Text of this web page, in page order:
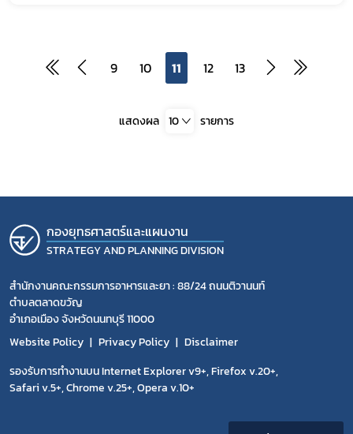
9 10 11 12 13
แสดงผล 10 รายการ
กองยุทธศาสตร์และแผนงาน
STRATEGY AND PLANNING DIVISION
สำนักงานคณะกรรมการอาหารและยา : 88/24 ถนนติวานนท์
ตำบลตลาดขวัญ
อำเภอเมือง จังหวัดนนทบุรี 11000
Website Policy
Privacy Policy
Disclaimer
รองรับการทำงานบน Internet Explorer v9+, Firefox v.20+,
Safari v.5+, Chrome v.25+, Opera v.10+